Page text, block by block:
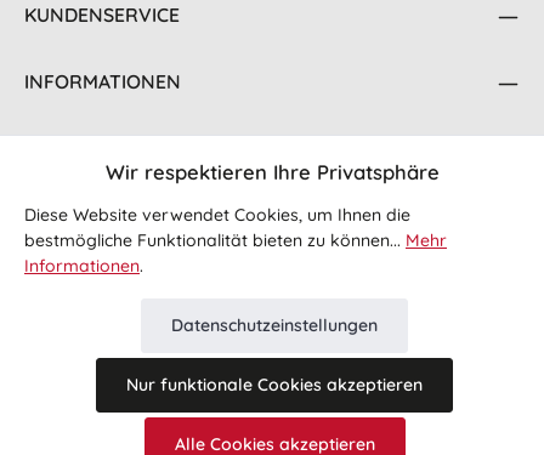
KUNDENSERVICE
INFORMATIONEN
FOLGE UNS
Alle Preise inkl. gesetzl. Mehrwertsteuer zzgl.Versandkosten
und ggf. Nachnahmegebühren, wenn nicht anders angegeben.
Wir respektieren Ihre Privatsphäre
Diese Website verwendet Cookies, um Ihnen die
bestmögliche Funktionalität bieten zu können... Mehr
Informationen.
Datenschutzeinstellungen
Nur funktionale Cookies akzeptieren
Alle Cookies akzeptieren